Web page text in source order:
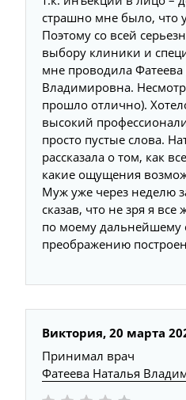
страшно мне было, что
Поэтому со всей
выбору клиники и
мне проводила Фатеева
Владимировна.
прошло отлично).
высокий
просто пустые слова.
рассказала о том, как
какие ощущения
Муж уже через неделю
сказав, что не зря я
по моему
преображению
Виктория, 20 марта
Принимал врач
Фатеева Наталья